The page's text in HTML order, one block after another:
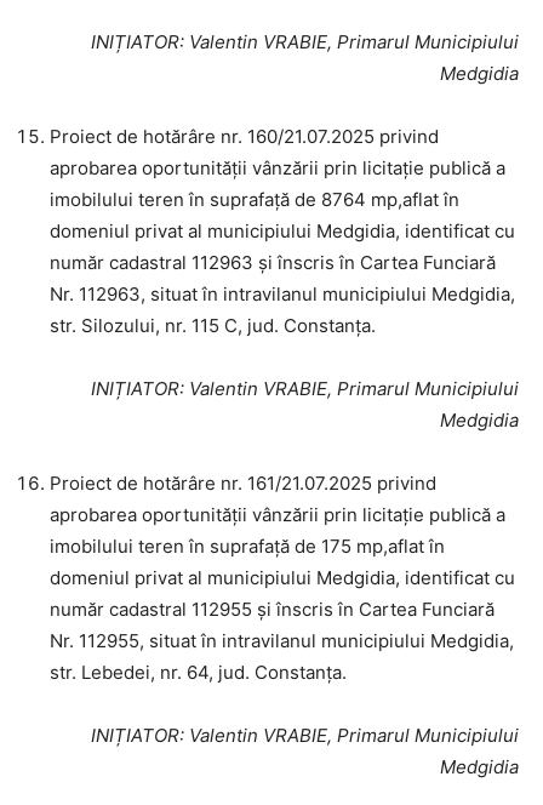
INIȚIATOR: Valentin VRABIE, Primarul Municipiului
Medgidia
Proiect de hotărâre nr. 160/21.07.2025 privind
aprobarea oportunității vânzării prin licitație publică a
imobilului teren în suprafață de 8764 mp,aflat în
domeniul privat al municipiului Medgidia, identificat cu
număr cadastral 112963 și înscris în Cartea Funciară
Nr. 112963, situat în intravilanul municipiului Medgidia,
str. Silozului, nr. 115 C, jud. Constanța.
INIȚIATOR: Valentin VRABIE, Primarul Municipiului
Medgidia
Proiect de hotărâre nr. 161/21.07.2025 privind
aprobarea oportunității vânzării prin licitație publică a
imobilului teren în suprafață de 175 mp,aflat în
domeniul privat al municipiului Medgidia, identificat cu
număr cadastral 112955 și înscris în Cartea Funciară
Nr. 112955, situat în intravilanul municipiului Medgidia,
str. Lebedei, nr. 64, jud. Constanța.
INIȚIATOR: Valentin VRABIE, Primarul Municipiului
Medgidia